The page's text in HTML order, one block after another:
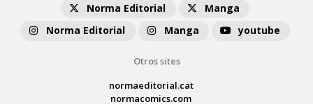
Norma Editorial
Manga
Norma Editorial
Manga youtube
Otros sites
normaeditorial.cat
normacomics.com